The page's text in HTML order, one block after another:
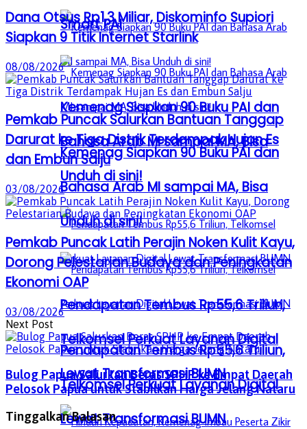
Kemenag Siapkan 90 Buku PAI dan
Bahasa Arab MI sampai MA, Bisa
Unduh di sini!
Pendapatan Tembus Rp55,6 Triliun,
Telkomsel Perkuat Layanan Digital
Lewat Transformasi BUMN
Smart PAI
Kemenag Siapkan 90 Buku PAI dan
Bahasa Arab MI sampai MA, Bisa
Unduh di sini!
Pendapatan Tembus Rp55,6 Triliun,
Telkomsel Perkuat Layanan Digital
Lewat Transformasi BUMN
Dana Otsus Rp1,3 Miliar, Diskominfo Supiori
Siapkan 9 Titik Internet Starlink
08/08/2026
Pemkab Puncak Salurkan Bantuan Tanggap
Darurat ke Tiga Distrik Terdampak Hujan Es
dan Embun Salju
03/08/2026
Pemkab Puncak Latih Perajin Noken Kulit Kayu,
Dorong Pelestarian Budaya dan Peningkatan
Ekonomi OAP
03/08/2026
Next Post
Bulog Papua Salurkan Beras SPHP ke Empat Daerah
Pelosok Papua untuk Stabilkan Harga Jelang Nataru
Tinggalkan Balasan